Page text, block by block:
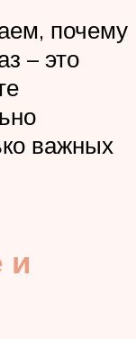
почему
– это
важных
и